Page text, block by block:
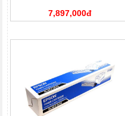
7,897,000đ